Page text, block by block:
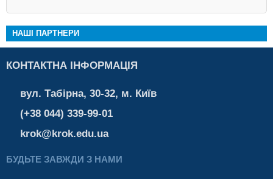
НАШІ ПАРТНЕРИ
КОНТАКТНА ІНФОРМАЦІЯ
вул. Табірна, 30-32, м. Київ
(+38 044) 339-99-01
krok@krok.edu.ua
БУДЬТЕ ЗАВЖДИ З НАМИ